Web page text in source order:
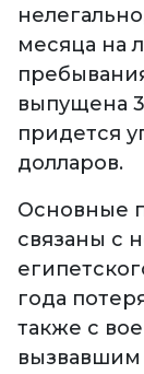
месяца на
выпущена
придется
долларов.
Основные
связаны с
года
также с
вызвавшим